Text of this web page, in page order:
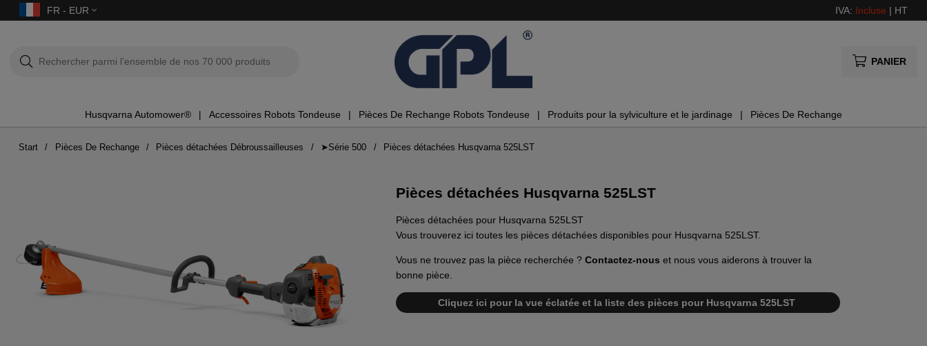
FR - EUR IVA: Incluse | HT
PANIER
Husqvarna Automower® Accessoires Robots Tondeuse Pièces De Rechange Robots Tondeuse Produits pour la sylviculture et le jardinage Pièces De Rechange
Start Pièces De Rechange Pièces détachées Débroussailleuses ➤Série 500 Pièces détachées Husqvarna 525LST
Pièces détachées Husqvarna 525LST
Pièces détachées pour Husqvarna 525LST
Vous trouverez ici toutes les pièces détachées disponibles pour Husqvarna 525LST.
Vous ne trouvez pas la pièce recherchée ? Contactez-nous et nous vous aiderons à trouver la
bonne pièce.
Cliquez ici pour la vue éclatée et la liste des pièces pour Husqvarna 525LST